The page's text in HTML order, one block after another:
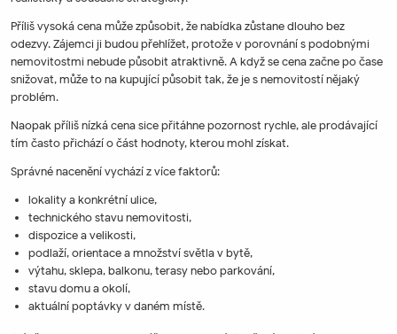
Příliš vysoká cena může způsobit, že nabídka zůstane dlouho bez
odezvy. Zájemci ji budou přehlížet, protože v porovnání s podobnými
nemovitostmi nebude působit atraktivně. A když se cena začne po čase
snižovat, může to na kupující působit tak, že je s nemovitostí nějaký
problém.
Naopak příliš nízká cena sice přitáhne pozornost rychle, ale prodávající
tím často přichází o část hodnoty, kterou mohl získat.
Správné nacenění vychází z více faktorů:
lokality a konkrétní ulice,
technického stavu nemovitosti,
dispozice a velikosti,
podlaží, orientace a množství světla v bytě,
výtahu, sklepa, balkonu, terasy nebo parkování,
stavu domu a okolí,
aktuální poptávky v daném místě.